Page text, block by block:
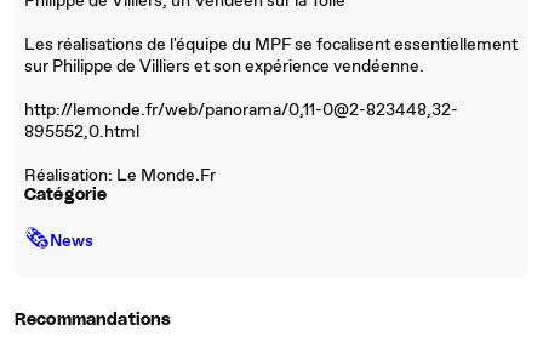
Les réalisations de l'équipe du MPF se focalisent essentiellement
sur Philippe de Villiers et son expérience vendéenne.
http://lemonde.fr/web/panorama/0,11-0@2-823448,32-
895552,0.html
Réalisation: Le Monde.Fr
Catégorie
🗞News
Recommandations